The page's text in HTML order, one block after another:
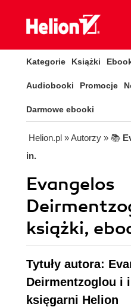
Kategorie Książki
Audiobooki Promocje
Darmowe ebooki
Helion.pl » Autorzy » 📚
in.
Evangelos
książki,
Tytuły autora:
Deirmentzoglou i
księgarni Helion